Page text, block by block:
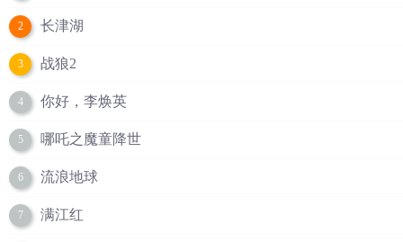
2 长津湖
3 战狼2
4 你好，李焕英
5 哪吒之魔童降世
6 流浪地球
7 满江红